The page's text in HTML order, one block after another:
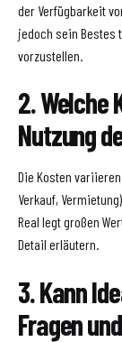
der Verfügbarkeit
jedoch sein Bestes
vorzustellen.
2. Welche
Nutzung
Die Kosten
Verkauf,
Real legt großen
Detail erläutern.
3. Kann
Fragen